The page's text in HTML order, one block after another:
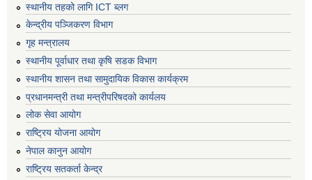
स्थानीय तहको लागि ICT ब्लग
केन्द्रीय पञ्जिकरण विभाग
गृह मन्त्रालय
स्थानीय पूर्वाधार तथा कृषि सडक विभाग
स्थानीय शासन तथा सामुदायिक विकास कार्यक्रम
प्रधानमन्त्री तथा मन्त्रीपरिषदको कार्यलय
लोक सेवा आयोग
राष्ट्रिय योजना आयोग
नेपाल कानुन आयोग
राष्ट्रिय सतकर्ता केन्द्र